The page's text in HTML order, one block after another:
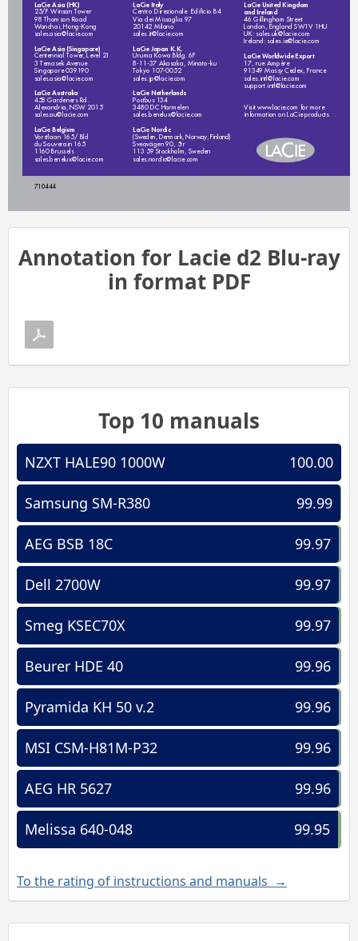
LaCie Asia (HK) LaCie Italy LaCie United Kingdom
25/F Winsan Tower Centro Direzionale  Ediﬁcio B4 and Ireland
98 Thomson Road Via dei Missaglia 97 46 Gillingham Street
Wanchai, Hong-Kong 20142 Milano London, England SW1V 1HU
sales.asia@lacie.com sales.it@lacie.com
UK: sales.uk@lacie.com
Ireland: sales.ie@lacie.com
LaCie Asia (Singapore) LaCie Japan K.K.
Centennial Tower, Level 21 Uruma Kowa Bldg. 6F LaCie Worldwide Export
3 Temasek Avenue 8-11-37 Akasaka, Minato-ku
17, rue Ampère
Singapore 039190
Tokyo 107-0052
91349 Massy Cedex, France
sales.asia@lacie.com
sales.jp@lacie.com sales.intl@lacie.com
support.intl@lacie.com
LaCie Australia LaCie Netherlands
458 Gardeners Rd.
Postbus 134
Alexandria, NSW 2015
3480 DC Harmelen Visit www.lacie.com for more
sales.au@lacie.com
sales.benelux@lacie.com information on LaCie products.
LaCie Belgium LaCie Nordic
Vorstlaan 165/ Bld (Sweden, Denmark, Norway, Fin land)
du Souverain 165
Sveavägen 90, 5tr
1160 Brussels
113 59 Stockholm, Sweden
sales.benelux@lacie.com
sales.nordic@lacie.com
710444
Annotation for Lacie d2 Blu-ray
in format PDF
Top 10 manuals
100.00
NZXT HALE90 1000W
99.99
Samsung SM-R380
99.97
AEG BSB 18C
99.97
Dell 2700W
99.97
Smeg KSEC70X
99.96
Beurer HDE 40
99.96
Pyramida KH 50 v.2
99.96
MSI CSM-H81M-P32
99.96
AEG HR 5627
99.95
Melissa 640-048
To the rating of instructions and manuals →